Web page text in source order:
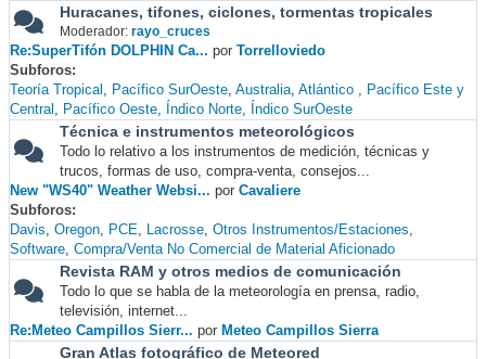
Huracanes, tifones, ciclones, tormentas tropicales
Moderador: rayo_cruces
Re:SuperTifón DOLPHIN Ca... por Torrelloviedo
Subforos
Teoría Tropical
Pacífico SurOeste Australia Atlántico
Pacífico Este y
Central
Pacífico Oeste Índico Norte Índico SurOeste
Técnica e instrumentos meteorológicos
Todo lo relativo a los instrumentos de medición, técnicas y
trucos, formas de uso, compra-venta, consejos...
New "WS40" Weather Websi... por Cavaliere
Subforos
Davis Oregon PCE Lacrosse Otros Instrumentos/Estaciones
Software Compra/Venta No Comercial de Material Aficionado
Revista RAM y otros medios de comunicación
Todo lo que se habla de la meteorología en prensa, radio,
televisión, internet...
Re:Meteo Campillos Sierr... por Meteo Campillos Sierra
Gran Atlas fotográfico de Meteored